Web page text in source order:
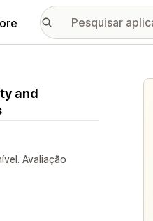
and
Avaliação